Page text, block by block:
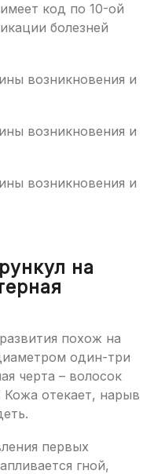
код по 10-ой
болезней
на
похож на
один-три
черта – волосок
Кожа отекает, нарыв
первых
гной,